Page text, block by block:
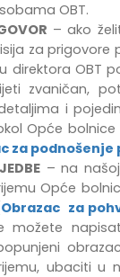
OBT.
– ako
za prigovore
direktora OBT
zvaničan,
i
Opće
za
–na
Opće
Obrazac za
možete
ubaciti u